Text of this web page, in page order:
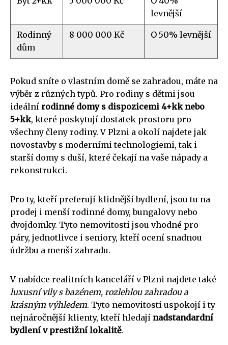
levnější
Rodinný
dům
8 000 000 Kč O 50% levnější
Pokud sníte o vlastním domě se zahradou, máte na
výběr z různých typů. Pro rodiny s dětmi jsou
ideální rodinné domy s dispozicemi 4+kk nebo
5+kk, které poskytují dostatek prostoru pro
všechny členy rodiny. V Plzni a okolí najdete jak
novostavby s moderními technologiemi, tak i
starší domy s duší, které čekají na vaše nápady a
rekonstrukci.
Pro ty, kteří preferují klidnější bydlení, jsou tu na
prodej i menší rodinné domy, bungalovy nebo
dvojdomky. Tyto nemovitosti jsou vhodné pro
páry, jednotlivce i seniory, kteří ocení snadnou
údržbu a menší zahradu.
V nabídce realitních kanceláří v Plzni najdete také
luxusní vily s bazénem, rozlehlou zahradou a
krásným výhledem. Tyto nemovitosti uspokojí i ty
nejnáročnější klienty, kteří hledají nadstandardní
bydlení v prestižní lokalitě.